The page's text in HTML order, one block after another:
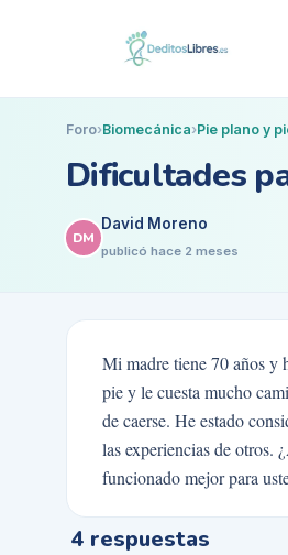
Foro›Biomecánica›Pie plano y
Dificultades
DM
David Moreno
publicó hace 2 meses
Mi madre tiene 70 años y
pie y le cuesta mucho
de caerse. He estado
las experiencias de otros.
funcionado mejor para
4 respuestas